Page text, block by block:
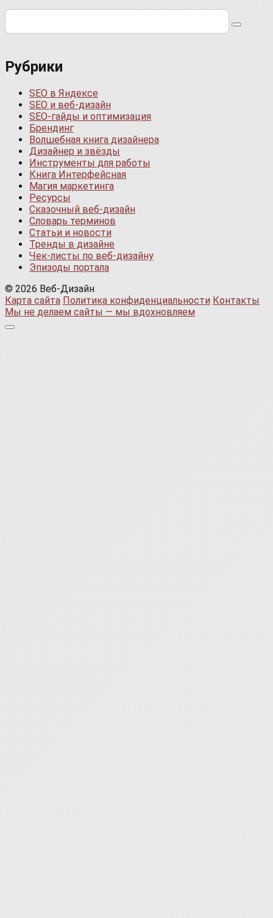
Поиск:
Рубрики
SEO в Яндексе
SEO и веб-дизайн
SEO-гайды и оптимизация
Брендинг
Волшебная книга дизайнера
Дизайнер и звёзды
Инструменты для работы
Книга Интерфейсная
Магия маркетинга
Ресурсы
Сказочный веб-дизайн
Словарь терминов
Статьи и новости
Тренды в дизайне
Чек-листы по веб-дизайну
Эпизоды портала
© 2026 Веб-Дизайн
Карта сайта Политика конфиденциальности Контакты
Мы не делаем сайты — мы вдохновляем